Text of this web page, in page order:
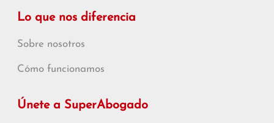
Lo que nos diferencia
Sobre nosotros
Cómo funcionamos
Únete a SuperAbogado